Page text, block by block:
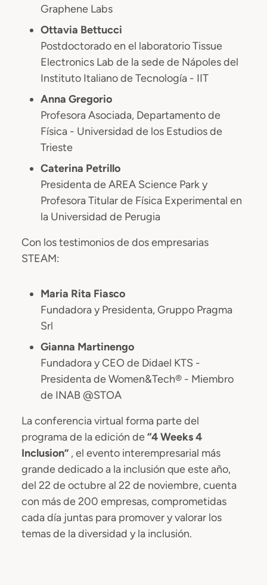
Graphene Labs
Ottavia Bettucci
Postdoctorado en el laboratorio Tissue
Electronics Lab de la sede de Nápoles del
Instituto Italiano de Tecnología - IIT
Anna Gregorio
Profesora Asociada, Departamento de
Física - Universidad de los Estudios de
Trieste
Caterina Petrillo
Presidenta de AREA Science Park y
Profesora Titular de Física Experimental en
la Universidad de Perugia
Con los testimonios de dos empresarias
STEAM:
Maria Rita Fiasco
Fundadora y Presidenta, Gruppo Pragma
Srl
Gianna Martinengo
Fundadora y CEO de Didael KTS -
Presidenta de Women&Tech® - Miembro
de INAB @STOA
La conferencia virtual forma parte del
programa de la edición de“4 Weeks 4
Inclusion” , el evento interempresarial más
grande dedicado a la inclusión que este año,
del 22 de octubre al 22 de noviembre, cuenta
con más de 200 empresas, comprometidas
cada día juntas para promover y valorar los
temas de la diversidad y la inclusión.